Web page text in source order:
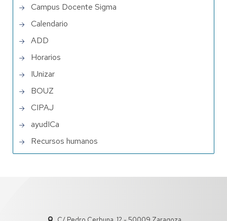
Campus Docente Sigma
Calendario
ADD
Horarios
IUnizar
BOUZ
CIPAJ
ayudICa
Recursos humanos